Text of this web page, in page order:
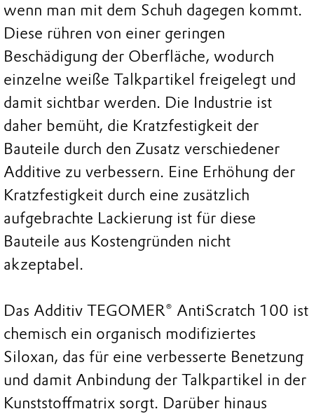
wenn man mit dem Schuh dagegen kommt.
Diese rühren von einer geringen
Beschädigung der Oberfläche, wodurch
einzelne weiße Talkpartikel freigelegt und
damit sichtbar werden. Die Industrie ist
daher bemüht, die Kratzfestigkeit der
Bauteile durch den Zusatz verschiedener
Additive zu verbessern. Eine Erhöhung der
Kratzfestigkeit durch eine zusätzlich
aufgebrachte Lackierung ist für diese
Bauteile aus Kostengründen nicht
akzeptabel.
Das Additiv TEGOMER® AntiScratch 100 ist
chemisch ein organisch modifiziertes
Siloxan, das für eine verbesserte Benetzung
und damit Anbindung der Talkpartikel in der
Kunststoffmatrix sorgt. Darüber hinaus